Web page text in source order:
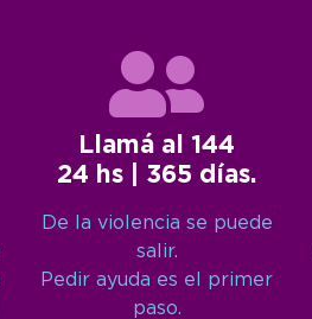
Llamá al 144
24 hs | 365 días.
De la violencia se puede
salir.
Pedir ayuda es el primer
paso.